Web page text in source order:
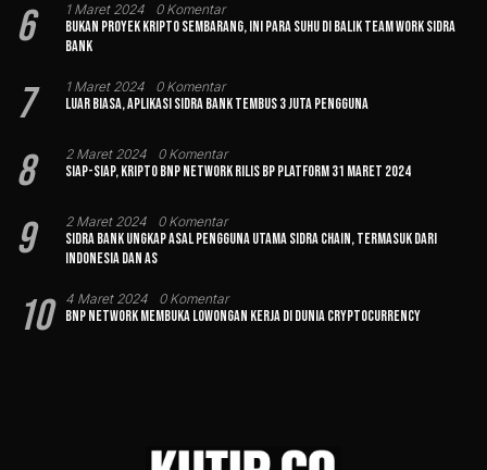
6 1 Maret 2024 0 Komentar
Bukan Proyek Kripto Sembarang, Ini Para Suhu di Balik Team Work Sidra
Bank
7 1 Maret 2024 0 Komentar
Luar Biasa, Aplikasi Sidra Bank Tembus 3 Juta Pengguna
8 2 Maret 2024 0 Komentar
Siap-siap, Kripto BNP Network Rilis BP Platform 31 Maret 2024
9 2 Maret 2024 0 Komentar
Sidra Bank Ungkap Asal Pengguna Utama Sidra Chain, Termasuk dari
Indonesia dan AS
10 4 Maret 2024 0 Komentar
BNP Network Membuka Lowongan Kerja di Dunia Cryptocurrency